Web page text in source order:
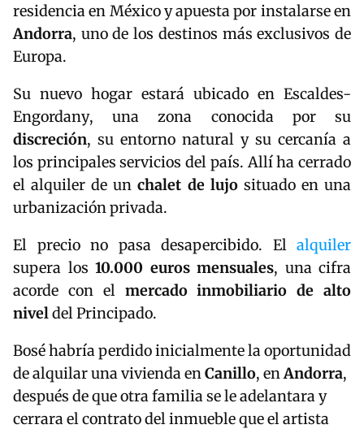
residencia en México y apuesta por instalarse en
Andorra, uno de los destinos más exclusivos de
Europa.
Su nuevo hogar estará ubicado en Escaldes-
Engordany, una zona conocida por su
discreción, su entorno natural y su cercanía a
los principales servicios del país. Allí ha cerrado
el alquiler de unchalet de lujosituado en una
urbanización privada.
El precio no pasa desapercibido. El alquiler
supera los 10.000 euros mensuales, una cifra
acorde con el mercado inmobiliario de alto
niveldel Principado.
Bosé habría perdido inicialmente la oportunidad
de alquilar una vivienda enCanillo, enAndorra,
después de que otra familia se le adelantara y
cerrara el contrato del inmueble que el artista